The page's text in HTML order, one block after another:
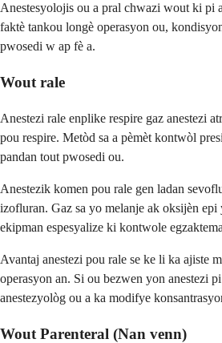
Anestesyolojis ou a pral chwazi wout ki pi
faktè tankou longè operasyon ou,
pwosedi w ap fè a.
Wout rale
Anestezi rale enplike respire gaz anestezi
pou respire. Metòd sa a pèmèt kontwòl
pandan tout pwosedi ou.
Anestezik komen pou rale gen ladan
izofluran. Gaz sa yo melanje ak oksijèn
ekipman espesyalize ki kontwole
Avantaj anestezi pou rale se ke li ka ajiste
operasyon an. Si ou bezwen yon anestezi
anestezyològ ou a ka modifye
Wout Parenteral (Nan venn)